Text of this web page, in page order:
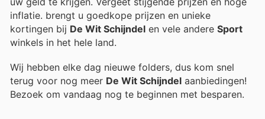
inflatie. brengt u goedkope prijzen en unieke
kortingen bij De Wit Schijndel en vele andere Sport
winkels in het hele land.
Wij hebben elke dag nieuwe folders, dus kom snel
terug voor nog meer De Wit Schijndel aanbiedingen!
Bezoek om vandaag nog te beginnen met besparen.